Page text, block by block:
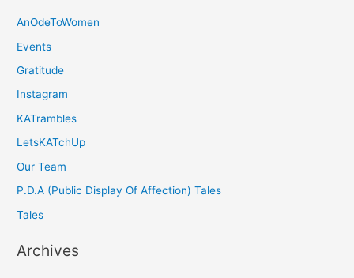
AnOdeToWomen
Events
Gratitude
Instagram
KATrambles
LetsKATchUp
Our Team
P.D.A (Public Display Of Affection) Tales
Tales
Archives